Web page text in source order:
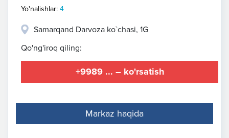
Yo'nalishlar: 4
Samarqand Darvoza ko`chasi, 1G
Qo'ng'iroq qiling:
+9989 ... – ko'rsatish
Markaz haqida